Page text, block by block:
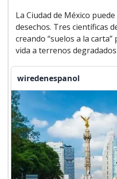
La Ciudad de México
desechos. Tres científicas
creando “suelos a la
vida a terrenos
wiredenespanol